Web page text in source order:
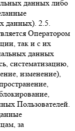
данных либо
данных). 2.5.
Оператором
так и с их
данных
систематизацию,
изменение),
Пользователей.
за